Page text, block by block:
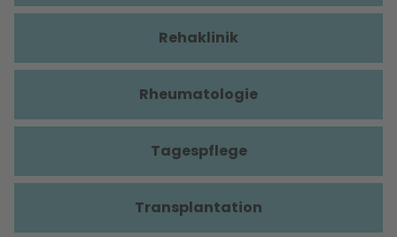
Rehaklinik
Rheumatologie
Tagespflege
Transplantation